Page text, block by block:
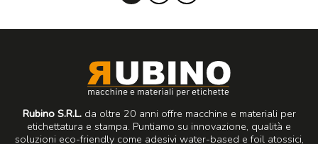
Rubino S.R.L.da oltre 20 anni offre macchine e materiali per
etichettatura e stampa. Puntiamo su innovazione, qualità e
soluzioni eco-friendly come adesivi water-based e foil atossici,